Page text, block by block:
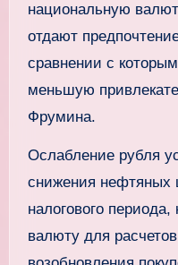
национальную
отдают
сравнении с
меньшую
Фрумина.
Ослабление рубля
снижения нефтяных
налогового
валюту для